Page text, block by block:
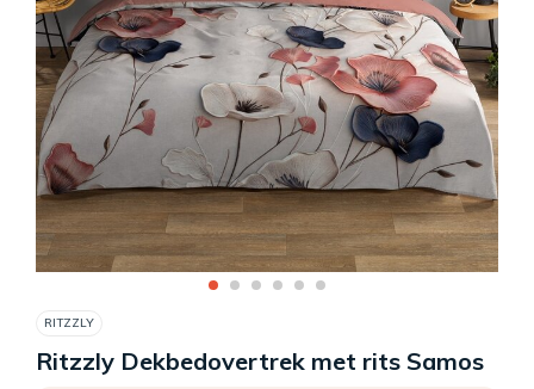
RITZZLY
Ritzzly Dekbedovertrek met rits Samos